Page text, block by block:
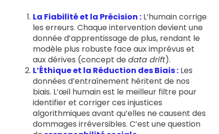
La Fiabilité et la Précision : L’humain corrige
les erreurs. Chaque intervention devient une
donnée d’apprentissage de plus, rendant le
modèle plus robuste face aux imprévus et
aux dérives (concept dedata drift).
L’Éthique et la Réduction des Biais : Les
données d’entraînement héritent de nos
biais. L’œil humain est le meilleur filtre pour
identifier et corriger ces injustices
algorithmiques avant qu’elles ne causent des
dommages irréversibles. C’est une question